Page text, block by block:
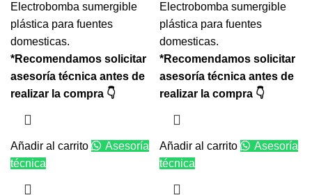
Electrobomba sumergible
plástica para fuentes
domesticas.
*Recomendamos solicitar
asesoría técnica antes de
realizar la compra 👇
Añadir al carrito
Asesoría
técnica
Electrobomba sumergible
plástica para fuentes
domesticas.
*Recomendamos solicitar
asesoría técnica antes de
realizar la compra 👇
Añadir al carrito
Asesoría
técnica